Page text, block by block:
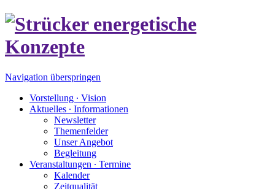
Navigation überspringen
Vorstellung ∙ Vision
Aktuelles ∙ Informationen
Newsletter
Themenfelder
Unser Angebot
Begleitung
Veranstaltungen ∙ Termine
Kalender
Zeitqualität